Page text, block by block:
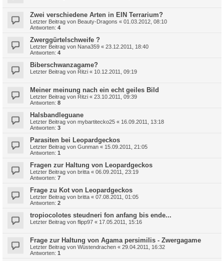
Zwei verschiedene Arten in EIN Terrarium?
Letzter Beitrag von Beauty-Dragons « 01.03.2012, 08:10
Antworten: 4
Zwerggürtelschweife ?
Letzter Beitrag von Nana359 « 23.12.2011, 18:40
Antworten: 4
Biberschwanzagame?
Letzter Beitrag von Ritzi « 10.12.2011, 09:19
Meiner meinung nach ein echt geiles Bild
Letzter Beitrag von Ritzi « 23.10.2011, 09:39
Antworten: 8
Halsbandleguane
Letzter Beitrag von mybartitecko25 « 16.09.2011, 13:18
Antworten: 3
Parasiten bei Leopardgeckos
Letzter Beitrag von Gunman « 15.09.2011, 21:05
Antworten: 1
Fragen zur Haltung von Leopardgeckos
Letzter Beitrag von britta « 06.09.2011, 23:19
Antworten: 7
Frage zu Kot von Leopardgeckos
Letzter Beitrag von britta « 07.08.2011, 01:05
Antworten: 2
tropiocolotes steudneri fon anfang bis ende...
Letzter Beitrag von flipp97 « 17.05.2011, 15:16
Frage zur Haltung von Agama persimilis - Zwergagame
Letzter Beitrag von Wüstendrachen « 29.04.2011, 16:32
Antworten: 1